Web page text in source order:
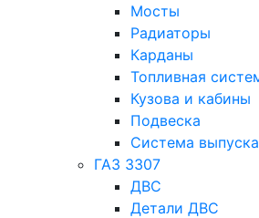
Мосты
Радиаторы
Карданы
Топливная
Кузова и кабины
Подвеска
Система
ГАЗ 3307
ДВС
Детали ДВС